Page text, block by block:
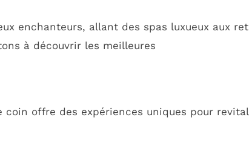
enchanteurs, allant des spas luxueux aux
à découvrir les meilleures
offre des expériences uniques pour